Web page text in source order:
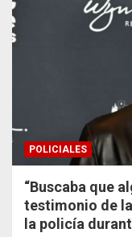
POLICIALES
“Buscaba que
testimonio de
la policía